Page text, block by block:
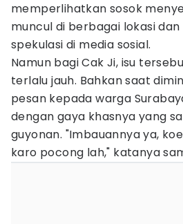
memperlihatkan sosok
muncul di berbagai lokasi
spekulasi di media sosial.
Namun bagi Cak Ji, isu
terlalu jauh. Bahkan saat
pesan kepada warga
dengan gaya khasnya yang
guyonan. "Imbauannya ya,
karo pocong lah," katanya